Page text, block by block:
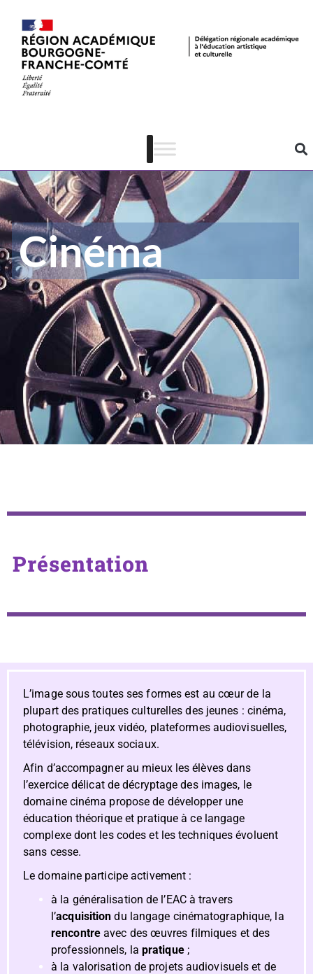
Cinéma
Présentation
L’image sous toutes ses formes est au cœur de la
plupart des pratiques culturelles des jeunes : cinéma,
photographie, jeux vidéo, plateformes audiovisuelles,
télévision, réseaux sociaux.
Afin d’accompagner au mieux les élèves dans
l’exercice délicat de décryptage des images, le
domaine cinéma propose de développer une
éducation théorique et pratique à ce langage
complexe dont les codes et les techniques évoluent
sans cesse.
Le domaine participe activement :
à la généralisation de l’EAC à travers
l’acquisition du langage cinématographique, la
rencontreavec des œuvres filmiques et des
professionnels, la pratique ;
à la valorisation de projets audiovisuels et de